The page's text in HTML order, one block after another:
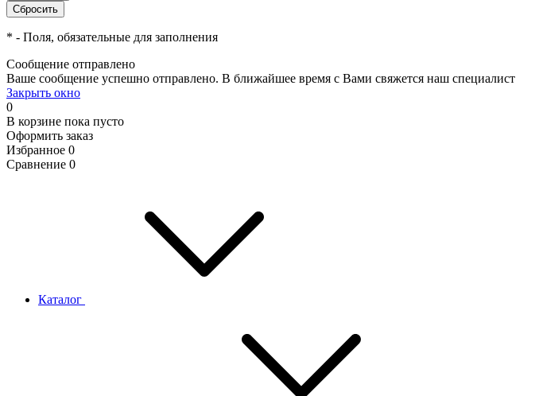
* - Поля, обязательные для заполнения
Сообщение отправлено
Ваше сообщение успешно отправлено. В ближайшее время с Вами свяжется наш специалист
Закрыть окно
0
В корзине пока пусто
Оформить заказ
Избранное 0
Сравнение 0
Каталог